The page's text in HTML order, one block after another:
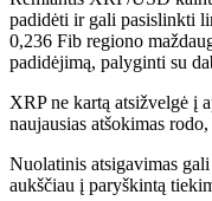
padidėti ir gali pasislinkti
0,236 Fib regiono
padidėjimą, palyginti su
XRP ne kartą atsižvelgė į
naujausias atšokimas
Nuolatinis atsigavimas
aukščiau į paryškintą